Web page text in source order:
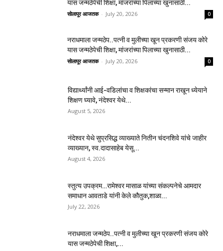
यास जन्मठेपेची शिक्षा, मांजरांच्या पिलाच्या खुनासाठी...
सोलापूर आजतक - July 20, 2026 0
नराधमाला जन्मठेप..पत्नी व मुलीच्या खून प्रकरणी संजय कोरे
यास जन्मठेपेची शिक्षा, मांजरांच्या पिलाच्या खुनासाठी...
सोलापूर आजतक - July 20, 2026 0
विद्यार्थ्यांनी आई-वडिलांचा व शिक्षकांचा सन्मान राखून ध्येयाने
शिक्षण घ्यावे, नंदेश्वर येथे...
August 5, 2026
नंदेश्वर येथे सुप्रसिद्ध व्याख्याते नितीन चंदनशिवे यांचे जाहीर
व्याख्यान, स्व.दादासाहेब येसू...
August 4, 2026
स्तुत्य उपक्रम…रामेश्वर मासाळ यांच्या संकल्पनेचे आमदार
समाधान आवताडे यांनी केले कौतुक,शाळा...
July 22, 2026
नराधमाला जन्मठेप..पत्नी व मुलीच्या खून प्रकरणी संजय कोरे
यास जन्मठेपेची शिक्षा,...